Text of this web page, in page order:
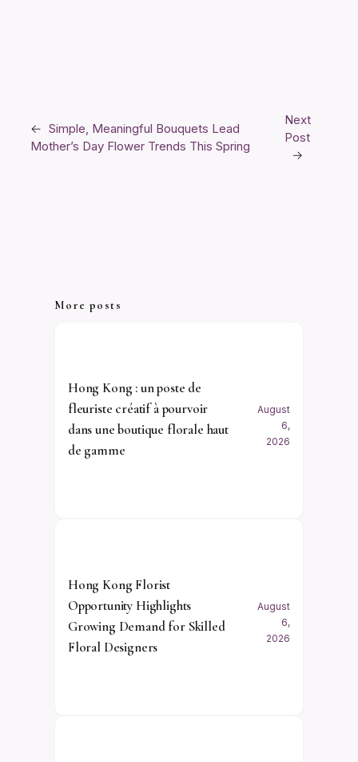
← Simple, Meaningful Bouquets Lead
Mother’s Day Flower Trends This Spring
Next
Post
→
More posts
Hong Kong : un poste de
fleuriste créatif à pourvoir
dans une boutique florale haut
de gamme
August
6,
2026
Hong Kong Florist
Opportunity Highlights
Growing Demand for Skilled
Floral Designers
August
6,
2026